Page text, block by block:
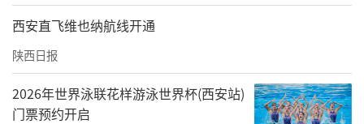
西安直飞维也纳航线开通
陕西日报
2026年世界泳联花样游泳世界杯(西安站)
门票预约开启